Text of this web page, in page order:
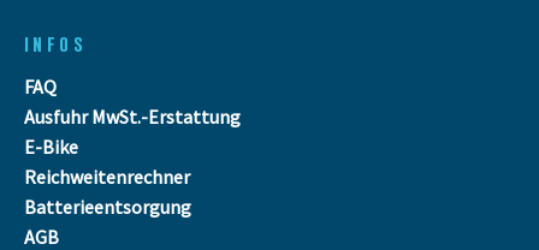
INFOS
FAQ
Ausfuhr MwSt.-Erstattung
E-Bike
Reichweitenrechner
Batterieentsorgung
AGB